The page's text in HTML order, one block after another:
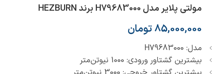
مولتی پلایر مدل H79683000 برند HEZBURN
85,000,000تومان
مدل: H79683000
بیشترین گشتاور ورودی: 1000 نیوتن‌متر